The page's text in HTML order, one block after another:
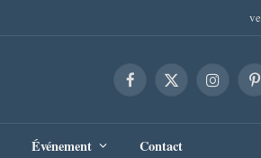
Facebook
X
Instagram
Événement Contact